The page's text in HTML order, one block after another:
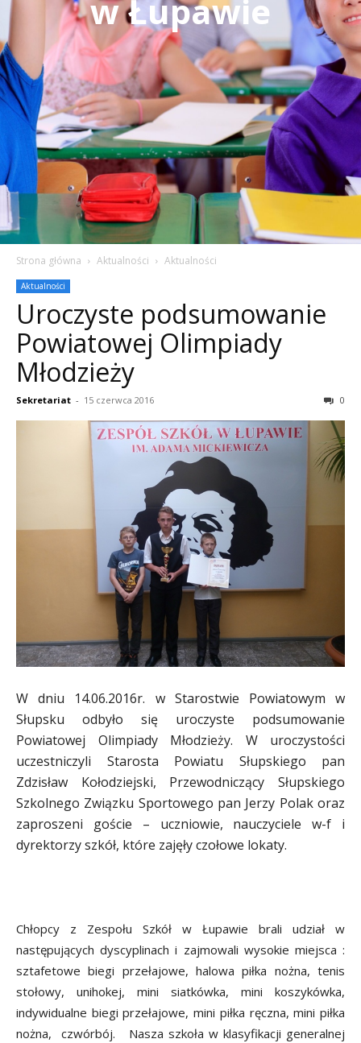
w Łupawie
Strona główna Aktualności Aktualności
Aktualności
Uroczyste podsumowanie
Powiatowej Olimpiady
Młodzieży
Sekretariat - 15 czerwca 2016 0
W dniu 14.06.2016r. w Starostwie Powiatowym w
Słupsku odbyło się uroczyste podsumowanie
Powiatowej Olimpiady Młodzieży. W uroczystości
uczestniczyli Starosta Powiatu Słupskiego pan
Zdzisław Kołodziejski, Przewodniczący Słupskiego
Szkolnego Związku Sportowego pan Jerzy Polak oraz
zaproszeni goście – uczniowie, nauczyciele w-f i
dyrektorzy szkół, które zajęły czołowe lokaty.
Chłopcy z Zespołu Szkół w Łupawie brali udział w
następujących dyscyplinach i zajmowali wysokie miejsca :
sztafetowe biegi przełajowe, halowa piłka nożna, tenis
stołowy, unihokej, mini siatkówka, mini koszykówka,
indywidualne biegi przełajowe, mini piłka ręczna, mini piłka
nożna, czwórbój. Nasza szkoła w klasyfikacji generalnej